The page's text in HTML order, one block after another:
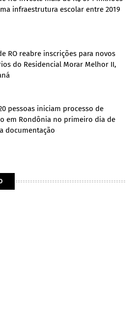
infraestrutura escolar entre 2019
RO reabre inscrições para novos
do Residencial Morar Melhor II,
pessoas iniciam processo de
em Rondônia no primeiro dia de
documentação